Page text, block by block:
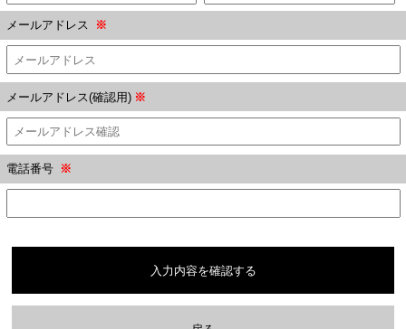
メールアドレス ※
メールアドレス(確認用) ※
電話番号 ※
入力内容を確認する